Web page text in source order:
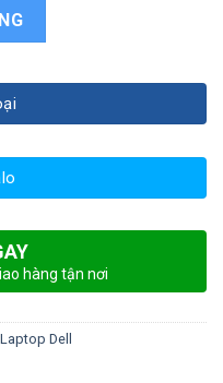
quantity
hàng tận nơi
Dell